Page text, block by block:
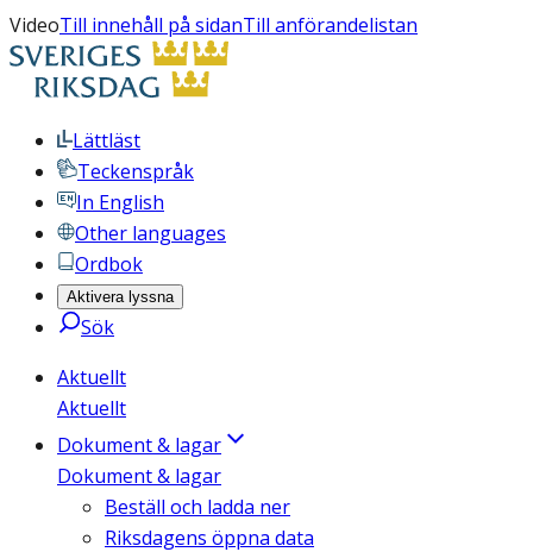
VideoTill innehåll på sidanTill anförandelistan
Lättläst
Teckenspråk
In English
Other languages
Ordbok
Aktivera lyssna
Sök
Aktuellt
Aktuellt
Dokument & lagar
Dokument & lagar
Beställ och ladda ner
Riksdagens öppna data